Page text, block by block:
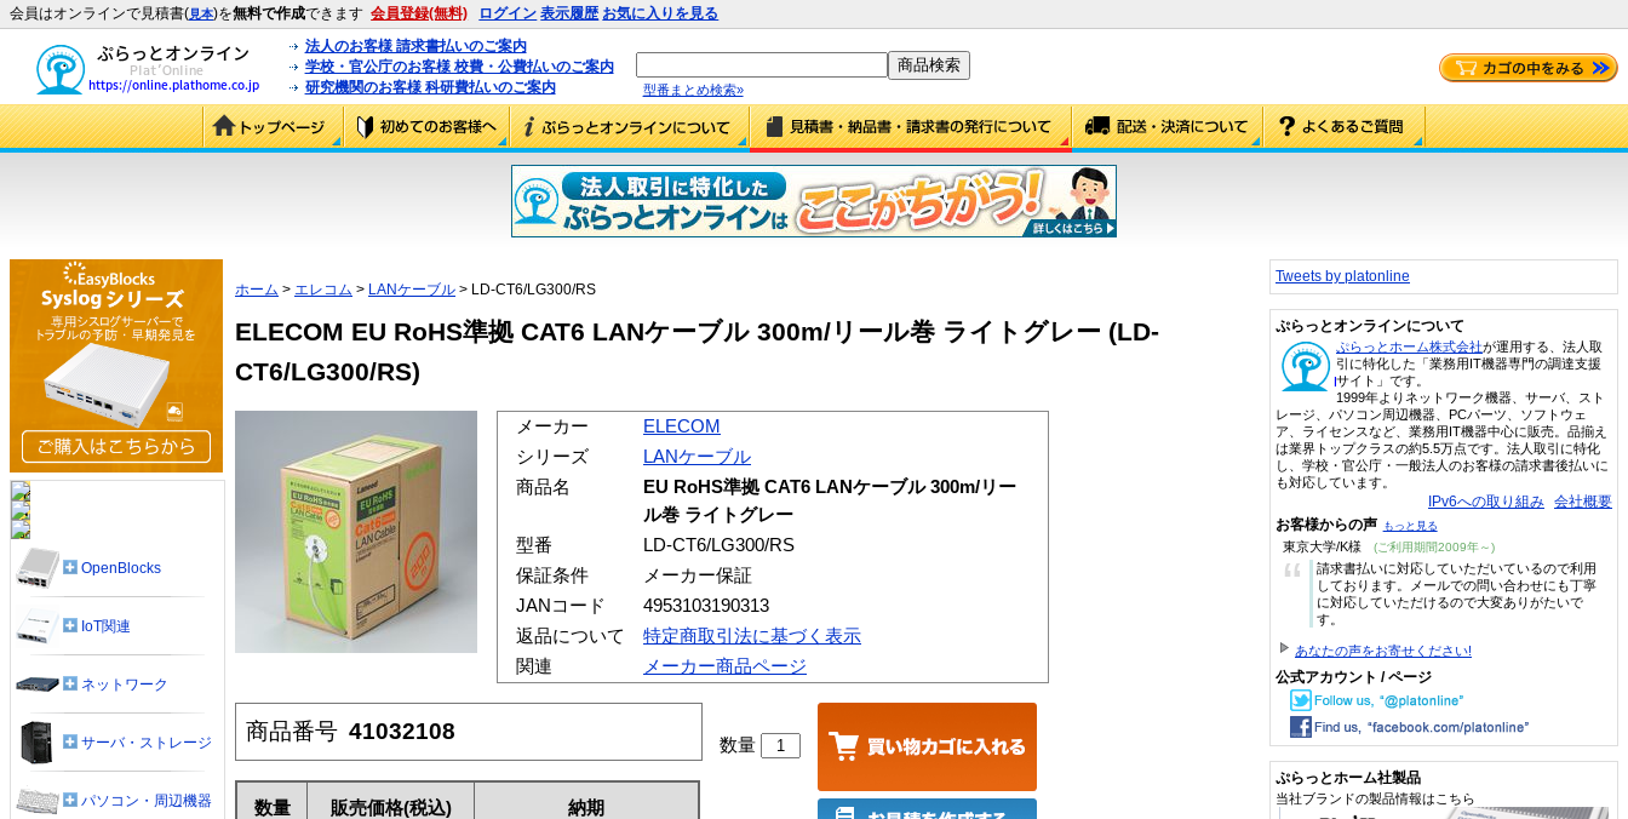
会員はオンラインで見積書(見本)を無料で作成できます 会員登録(無料) ログイン 表示履歴 お気に入りを見る
法人のお客様 請求書払いのご案内
学校・官公庁のお客様 校費・公費払いのご案内
研究機関のお客様 科研費払いのご案内
型番まとめ検索»
ホーム > エレコム > LANケーブル > LD-CT6/LG300/RS
ELECOM EU RoHS準拠 CAT6 LANケーブル 300m/リール巻 ライトグレー (LD-
CT6/LG300/RS)
メーカー
ELECOM
シリーズ
LANケーブル
商品名
EU RoHS準拠 CAT6 LANケーブル 300m/リー
ル巻 ライトグレー
型番
LD-CT6/LG300/RS
保証条件
メーカー保証
JANコード
4953103190313
返品について
特定商取引法に基づく表示
関連
メーカー商品ページ
商品番号 41032108
数量 販売価格(税込) 納期
数量
OpenBlocks
IoT関連
ネットワーク
サーバ・ストレージ
パソコン・周辺機器
Tweets by platonline
ぷらっとオンラインについて
ぷらっとホーム株式会社が運用する、法人取
引に特化した「業務用IT機器専門の調達支援
サイト」です。
1999年よりネットワーク機器、サーバ、スト
レージ、パソコン周辺機器、PCパーツ、ソフトウェ
ア、ライセンスなど、業務用IT機器中心に販売。品揃え
は業界トップクラスの約5.5万点です。法人取引に特化
し、学校・官公庁・一般法人のお客様の請求書後払いに
も対応しています。
IPv6への取り組み 会社概要
お客様からの声 もっと見る
東京大学/K様 (ご利用期間2009年～)
“
請求書払いに対応していただいているので利用
しております。メールでの問い合わせにも丁寧
に対応していただけるので大変ありがたいで
す。
あなたの声をお寄せください!
公式アカウント / ページ
ぷらっとホーム社製品
当社ブランドの製品情報はこちら